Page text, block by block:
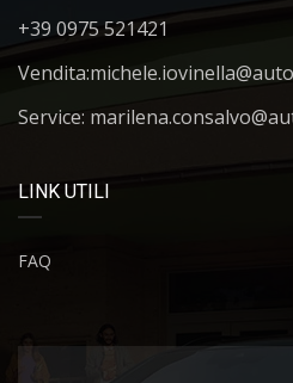
+39 0975 521421
Vendita:
Service:
LINK UTILI
FAQ